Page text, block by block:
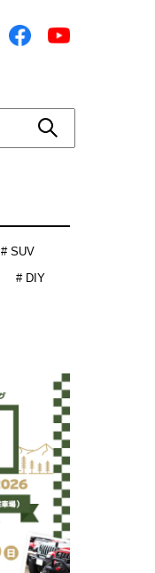
# SUV
# DIY